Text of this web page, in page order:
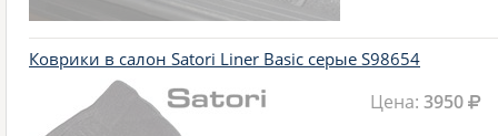
Коврики в салон Satori Liner Basic серые S98654
Цена:3950